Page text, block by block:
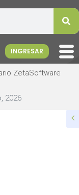
INGRESAR
ZetaSoftware
2026